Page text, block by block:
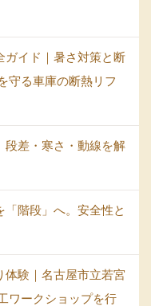
ガイド｜暑さ対策と断
守る車庫の断熱リフ
段差・寒さ・動線を解
「階段」へ。安全性と
体験｜名古屋市立若宮
ワークショップを行